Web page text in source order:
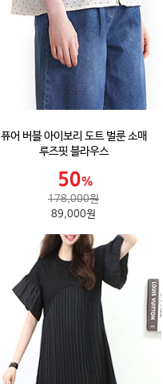
퓨어 버블 아이보리 도트 벌룬 소매
루즈핏 블라우스
178,000원
89,000원